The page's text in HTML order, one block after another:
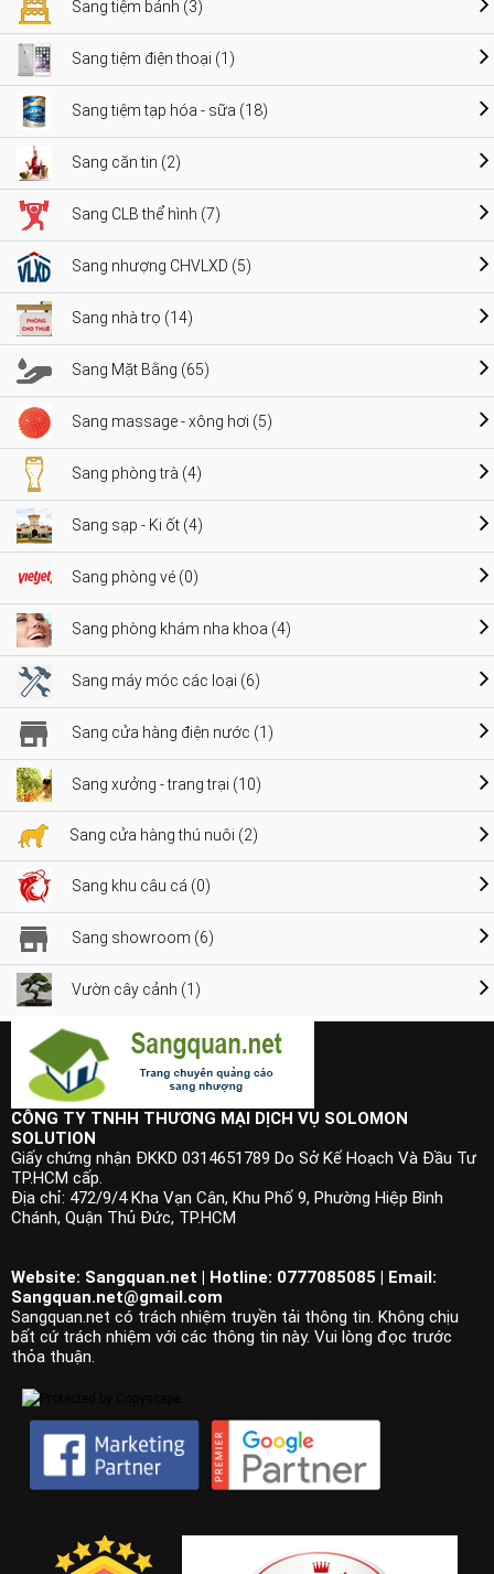
Sang tiệm bánh (3)
Sang tiệm điện thoại (1)
Sang tiệm tạp hóa - sữa (18)
Sang căn tin (2)
Sang CLB thể hình (7)
Sang nhượng CHVLXD (5)
Sang nhà trọ (14)
Sang Mặt Bằng (65)
Sang massage - xông hơi (5)
Sang phòng trà (4)
Sang sạp - Ki ốt (4)
Sang phòng vé (0)
Sang phòng khám nha khoa (4)
Sang máy móc các loại (6)
Sang cửa hàng điện nước (1)
Sang xưởng - trang trại (10)
Sang cửa hàng thú nuôi (2)
Sang khu câu cá (0)
Sang showroom (6)
Vườn cây cảnh (1)
CÔNG TY TNHH THƯƠNG MẠI DỊCH VỤ SOLOMON
SOLUTION
Giấy chứng nhận ĐKKD 0314651789 Do Sở Kế Hoạch Và Đầu Tư
TP.HCM cấp.
Địa chỉ: 472/9/4 Kha Vạn Cân, Khu Phố 9, Phường Hiệp Bình
Chánh, Quận Thủ Đức, TP.HCM
Website: Sangquan.net | Hotline: 0777085085 | Email:
Sangquan.net@gmail.com
Sangquan.net có trách nhiệm truyền tải thông tin. Không chịu
bất cứ trách nhiệm với các thông tin này. Vui lòng đọc trước
thỏa thuận.